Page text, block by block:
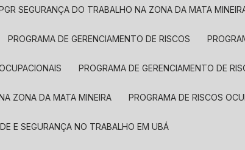
PGR SEGURANÇA DO TRABALHO NA ZONA DA MATA
PROGRAMA DE GERENCIAMENTO DE RISCOS
PROGRAMA DE GERENCIAMENTO DE
ZONA DA MATA MINEIRA PROGRAMA DE RISCOS
E SEGURANÇA NO TRABALHO EM UBÁ